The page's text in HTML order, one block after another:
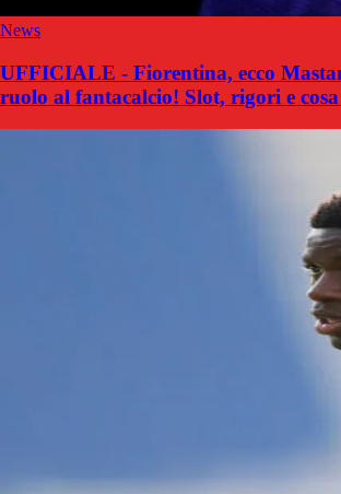
News
UFFICIALE - Fiorentina, ecco
ruolo al fantacalcio! Slot, rigori e cosa